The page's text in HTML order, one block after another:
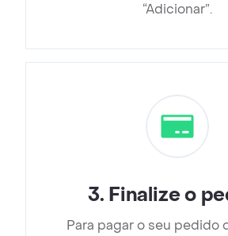
“Adicionar”.
3. Finalize o
Para pagar o seu pedido